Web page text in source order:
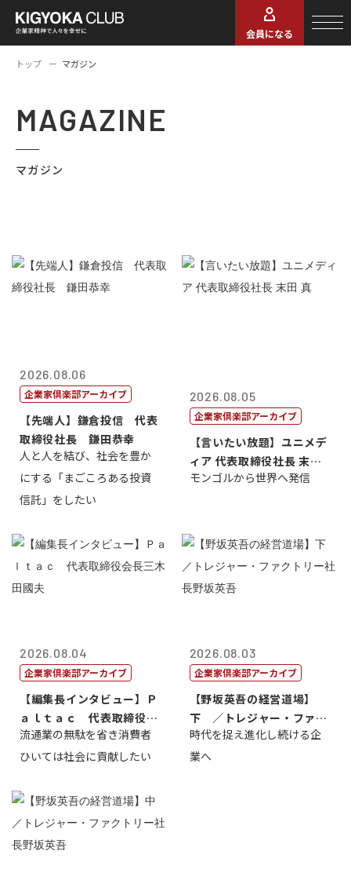
会員になる
トップ マガジン
MAGAZINE
マガジン
2026.08.06
企業家倶楽部アーカイブ
【先端人】鎌倉投信 代表
取締役社長 鎌田恭幸
人と人を結び、社会を豊か
にする「まごころある投資
信託」をしたい
2026.08.05
企業家倶楽部アーカイブ
【言いたい放題】ユニメデ
ィア 代表取締役社長 末田
真
モンゴルから世界へ発信
2026.08.04
企業家倶楽部アーカイブ
【編集長インタビュー】Ｐ
ａｌｔａｃ 代表取締役会
長三木田國夫
流通業の無駄を省き消費者
ひいては社会に貢献したい
2026.08.03
企業家倶楽部アーカイブ
【野坂英吾の経営道場】
下 ／トレジャー・ファク
トリー社長野坂...
時代を捉え進化し続ける企
業へ